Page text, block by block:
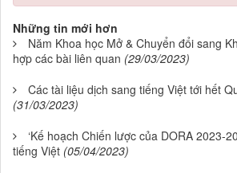
Những tin mới hơn
Năm Khoa học Mở & Chuyển đổi sang
hợp các bài liên quan (29/03/2023)
Các tài liệu dịch sang tiếng Việt tới hết
(31/03/2023)
‘Kế hoạch Chiến lược của DORA 2023-
tiếng Việt (05/04/2023)